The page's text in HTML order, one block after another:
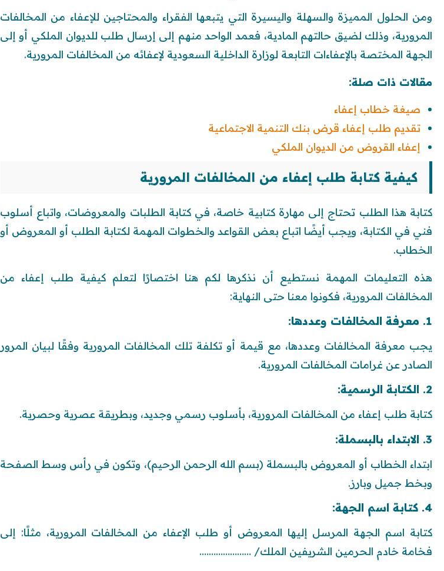
ومن الحلول المميزة والسهلة واليسيرة التي يتبعها الفقراء والمحتاجين للإعفاء من المخالفات
المرورية، وذلك لضيق حالتهم المادية، فعمد الواحد منهم إلى إرسال طلب للديوان الملكي أو إلى
الجهة المختصة بالإعفاءات التابعة لوزارة الداخلية السعودية لإعفائه من المخالفات المرورية.
مقالات ذات صلة:
صيغة خطاب إعفاء
تقديم طلب إعفاء قرض بنك التنمية الاجتماعية
إعفاء القروض من الديوان الملكي
كيفية كتابة طلب إعفاء من المخالفات المرورية
كتابة هذا الطلب تحتاج إلى مهارة كتابية خاصة، في كتابة الطلبات والمعروضات، واتباع أسلوب
فني في الكتابة، ويجب أيضًا اتباع بعض القواعد والخطوات المهمة لكتابة الطلب أو المعروض أو
الخطاب.
هذه التعليمات المهمة نستطيع أن نذكرها لكم هنا اختصارًا لتعلم كيفية طلب إعفاء من
المخالفات المرورية، فكونوا معنا حتى النهاية:
1. معرفة المخالفات وعددها:
يجب معرفة المخالفات وعددها، مع قيمة أو تكلفة تلك المخالفات المرورية وفقًا لبيان المرور
الصادر عن غرامات المخالفات المرورية.
2. الكتابة الرسمية:
كتابة طلب إعفاء من المخالفات المرورية، بأسلوب رسمي وجديد، وبطريقة عصرية وحصرية.
3. الابتداء بالبسملة:
ابتداء الخطاب أو المعروض بالبسملة (بسم الله الرحمن الرحيم)، وتكون في رأس وسط الصفحة
وبخط جميل وبارز.
4. كتابة اسم الجهة:
كتابة اسم الجهة المرسل إليها المعروض أو طلب الإعفاء من المخالفات المرورية، مثلًا: إلى
فخامة خادم الحرمين الشريفين الملك/ ………………….